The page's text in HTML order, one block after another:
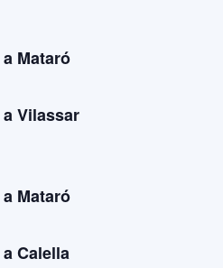
Mataró
Vilassar
Mataró
Calella